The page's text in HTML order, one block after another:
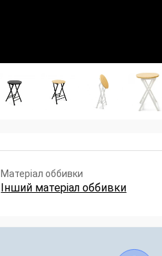
Матеріал оббивки
Інший матеріал оббивки